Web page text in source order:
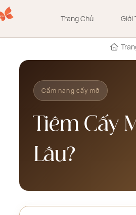
Trang Chủ Giới
Cẩm nang cấy mỡ
Tiêm Cấy
Lâu?